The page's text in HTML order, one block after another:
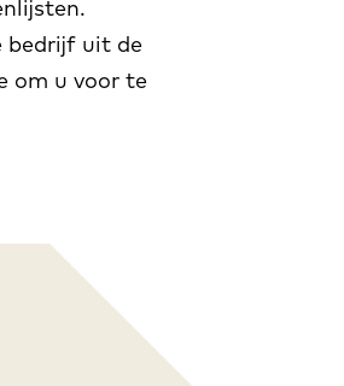
bedrijf uit de
om u voor te